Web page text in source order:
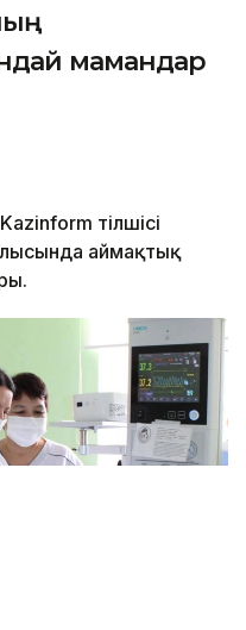
мамандар
тілшісі
аймақтық